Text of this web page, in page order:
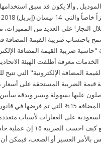
, وألا يكون قد سبق
التجار! على العديد من المميزات،
ضريبة القيمة المضافة
معرفة أطلقت الهيئة
المضافة الإلكترونية" التي تتيح
قيمة الضريبة المستحقة على أسعار
عليها بسهولة ويسر وبدقة
حاسبة ضريبة القيمة المضافة 15% التي تم
السعودية على العقارات لأسباب
الاحتكار وتمويل مشاريع كيف احسب
المضافة 15% ليس بالأمر العسير أو الصعب،